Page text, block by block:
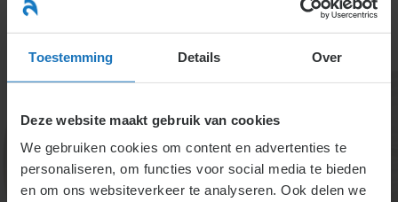
Toestemming Details Over
Deze website maakt gebruik van cookies
We gebruiken cookies om content en advertenties te
personaliseren, om functies voor social media te bieden
en om ons websiteverkeer te analyseren. Ook delen we
naar
inhoud